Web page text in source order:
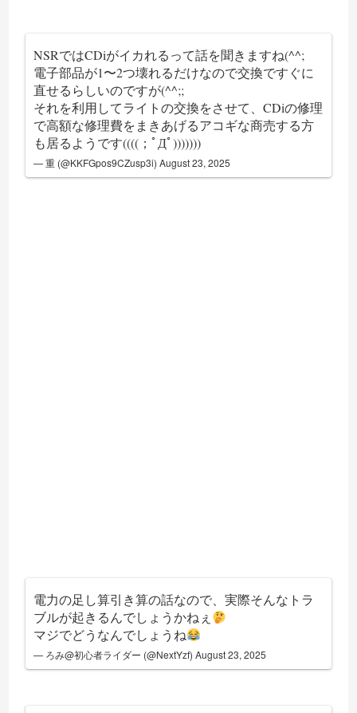
NSRではCDiがイカれるって話を聞きますね(^^;
電子部品が1〜2つ壊れるだけなので交換ですぐに
直せるらしいのですが(^^;;
それを利用してライトの交換をさせて、CDiの修理
で高額な修理費をまきあげるアコギな商売する方
も居るようです((((；ﾟДﾟ)))))))
— 重 (@KKFGpos9CZusp3i)August 23, 2025
電力の足し算引き算の話なので、実際そんなトラ
ブルが起きるんでしょうかねぇ
マジでどうなんでしょうね
— ろみ@初心者ライダー (@NextYzf)August 23, 2025